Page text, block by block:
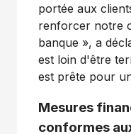
portée aux
renforcer notre
banque », a
est loin d'être
est prête pour
Mesures
conformes